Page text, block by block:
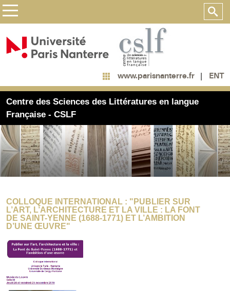
www.parisnanterre.fr ENT
Centre des Sciences des Littératures en langue
Française - CSLF
COLLOQUE INTERNATIONAL : "PUBLIER SUR
L’ART, L’ARCHITECTURE ET LA VILLE : LA FONT
DE SAINT-YENNE (1688-1771) ET L’AMBITION
D’UNE ŒUVRE"